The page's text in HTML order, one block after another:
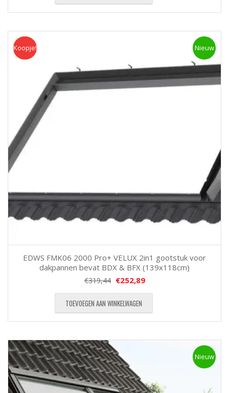
Koopje Nieuw
Koopje!
EDWS FMK06 2000 Pro+ VELUX 2in1 gootstuk voor
dakpannen bevat BDX & BFX (139x118cm)
€319,44 €252,89
TOEVOEGEN AAN WINKELWAGEN
Nieuw